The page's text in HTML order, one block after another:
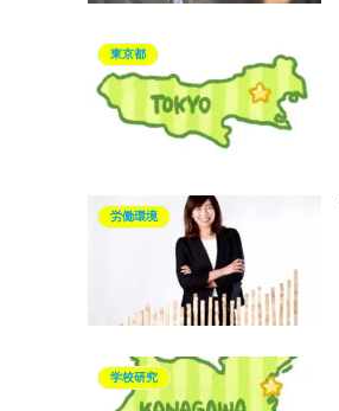
東京都
労働環境
学校研究